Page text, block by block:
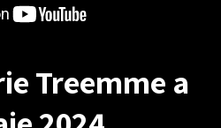
Treemme a